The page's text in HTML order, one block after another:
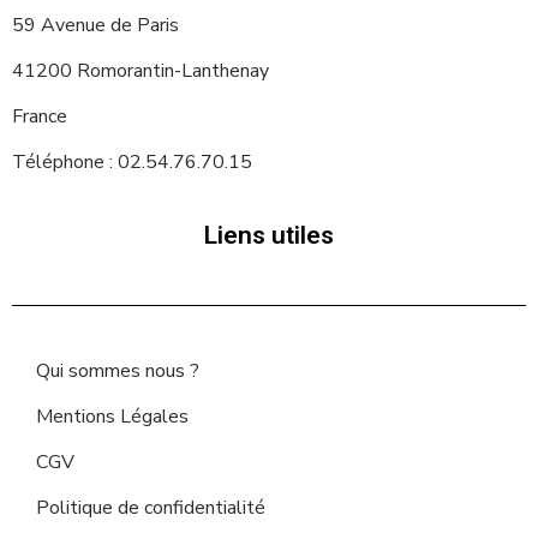
59 Avenue de Paris
41200 Romorantin-Lanthenay
France
Téléphone : 02.54.76.70.15
Liens utiles
Qui sommes nous ?
Mentions Légales
CGV
Politique de confidentialité